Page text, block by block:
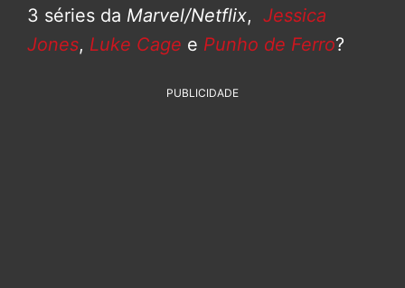
3 séries da Marvel/Netflix, Jessica
Jones, Luke Cage e Punho de Ferro?
PUBLICIDADE